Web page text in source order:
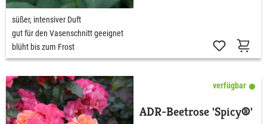
süßer, intensiver Duft
gut für den Vasenschnitt geeignet
blüht bis zum Frost
verfügbar
ADR-Beetrose 'Spicy®'